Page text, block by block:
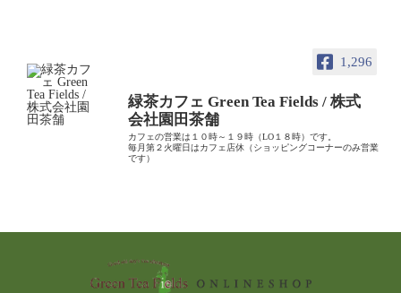
1,296
緑茶カフェ Green Tea Fields / 株式
会社園田茶舗
カフェの営業は１０時～１９時（LO１８時）です。
毎月第２火曜日はカフェ店休（ショッピングコーナーのみ営業
です）